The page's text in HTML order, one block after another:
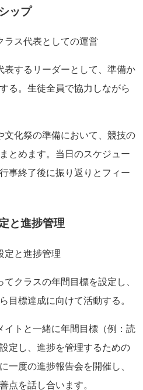
ップ
ラス代表としての運営
表するリーダーとして、準備か
る。生徒全員で協力しながら
文化祭の準備において、競技の
とめます。当日のスケジュー
事終了後に振り返りとフィー
と進捗管理
定と進捗管理
てクラスの年間目標を設定し、
目標達成に向けて活動する。
イトと一緒に年間目標（例：読
定し、進捗を管理するための
一度の進捗報告会を開催し、
点を話し合います。